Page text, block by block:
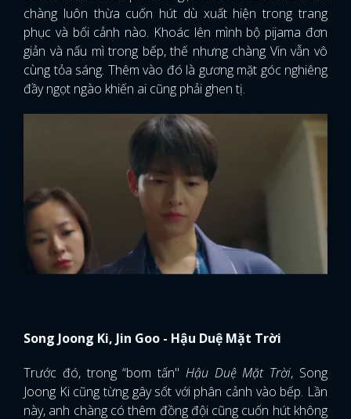
chàng luôn thừa cuốn hút dù xuất hiện trong trang
phục và bối cảnh nào. Khoác lên mình bộ pijama đơn
giản và nấu mì trong bếp, thế nhưng chàng Vin vẫn vô
cùng tỏa sáng. Thêm vào đó là gương mặt góc nghiêng
đầy ngọt ngào khiến ai cũng phải ghen tị.
Song Joong Ki, Jin Goo - Hậu Duệ Mặt Trời
Trước đó, trong “bom tấn" Hậu Duệ Mặt Trời, Song
Joong Ki cũng từng gây sốt với phân cảnh vào bếp. Lần
này, anh chàng có thêm đồng đội cũng cuốn hút không